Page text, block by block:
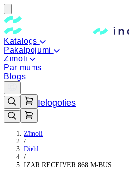
Katalogs
Pakalpojumi
Zīmoli
Par mums
Blogs
Ielogoties
Zīmoli
/
Diehl
/
IZAR RECEIVER 868 M-BUS